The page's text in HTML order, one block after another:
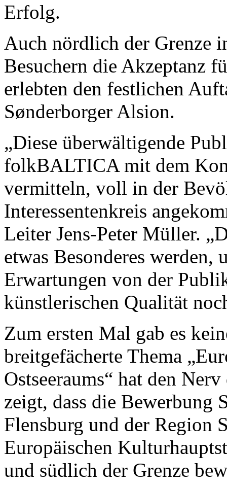
Erfolg.
Auch nördlich der Grenze
Besuchern die Akzeptanz
erlebten den festlichen
Sønderborger Alsion.
„Diese überwältigende
folkBALTICA mit dem
vermitteln, voll in der
Interessentenkreis
Leiter Jens-Peter Müller.
etwas Besonderes werden,
Erwartungen von der
künstlerischen Qualität
Zum ersten Mal gab es
breitgefächerte Thema
Ostseeraums“ hat den
zeigt, dass die Bewerbung
Flensburg und der Region
Europäischen
und südlich der Grenze